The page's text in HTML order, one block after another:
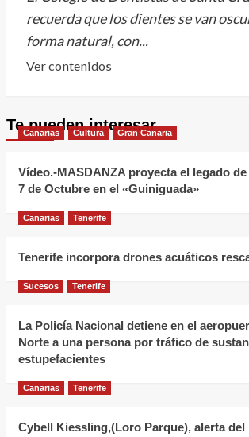
riesgos
digitales
recuerda que los dientes se van
forma natural, con...
Ver contenidosLeer
Factores
genéticos,
pigmentos
alimentarios,
tabaco
algunos
el
color
de
dientes
Te pueden interesar
Canarias Cultura Gran Canaria
Vídeo.-MASDANZA proyecta el legado
7 de Octubre en el «Guiniguada»
Canarias Tenerife
Tenerife incorpora drones acuáticos
Sucesos Tenerife
La Policía Nacional detiene en el
Norte a una persona por tráfico de
estupefacientes
Canarias Tenerife
Cybell Kiessling,(Loro Parque), alerta del